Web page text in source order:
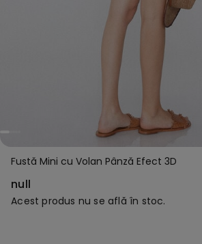
Fustă Mini cu Volan Pânză Efect 3D
null
Acest produs nu se află în stoc.